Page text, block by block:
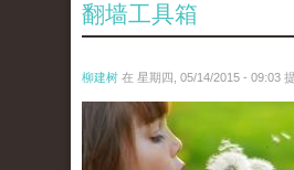
翻墙工具箱
柳建树 在 星期四, 05/14/2015 - 09:03
pu_gong_ying_.jpg